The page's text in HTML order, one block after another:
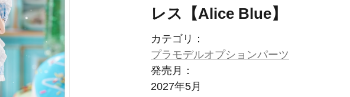
レス【Alice Blue】
カテゴリ：
プラモデルオプションパーツ
発売月：
2027年5月